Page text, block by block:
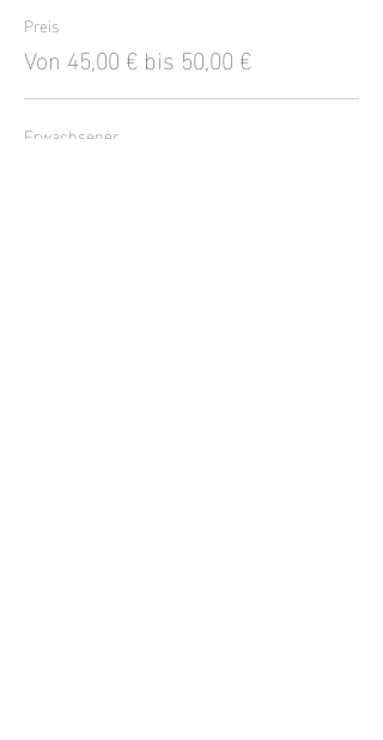
Preis
Von 45,00 € bis 50,00 €
Erwachsener